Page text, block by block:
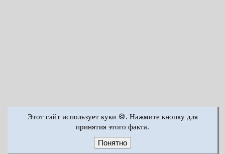
Этот сайт использует куки 🍪. Нажмите кнопку для
принятия этого факта.
Понятно